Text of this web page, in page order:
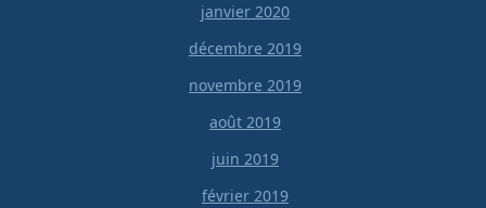
janvier 2020
décembre 2019
novembre 2019
août 2019
juin 2019
février 2019